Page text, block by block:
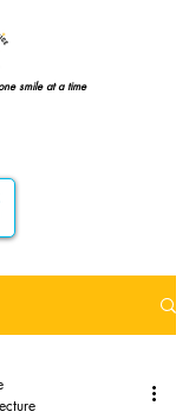
smile at a time